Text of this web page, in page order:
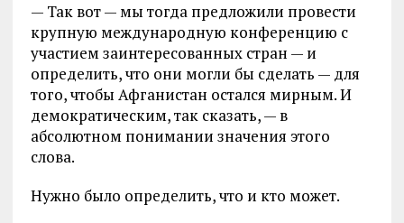
— Так вот — мы тогда предложили провести
крупную международную конференцию с
участием заинтересованных стран — и
определить, что они могли бы сделать — для
того, чтобы Афганистан остался мирным. И
демократическим, так сказать, — в
абсолютном понимании значения этого
слова.
Нужно было определить, что и кто может.